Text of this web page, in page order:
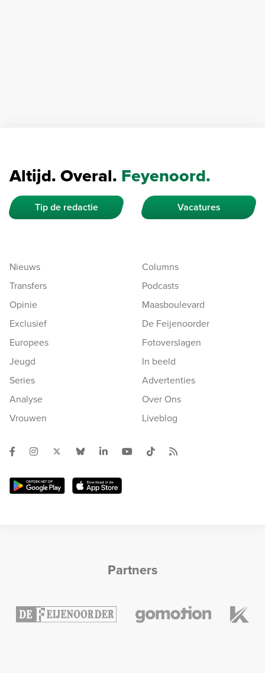
Altijd. Overal. Feyenoord.
Tip de redactie Vacatures
Nieuws
Transfers
Opinie
Exclusief
Europees
Jeugd
Series
Analyse
Vrouwen
Columns
Podcasts
Maasboulevard
De Feijenoorder
Fotoverslagen
In beeld
Advertenties
Over Ons
Liveblog
Partners